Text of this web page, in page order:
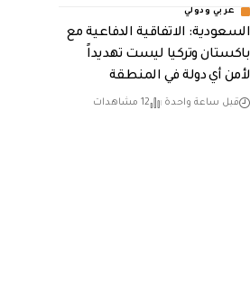
عربي ودولي
السعودية: الاتفاقية الدفاعية مع
باكستان وتركيا ليست تهديداً
لأمن أي دولة في المنطقة
قبل ساعة واحدة 12 مشاهدات